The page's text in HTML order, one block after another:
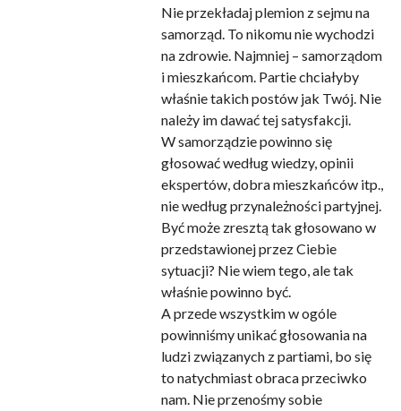
Nie przekładaj plemion z sejmu na
samorząd. To nikomu nie wychodzi
na zdrowie. Najmniej – samorządom
i mieszkańcom. Partie chciałyby
właśnie takich postów jak Twój. Nie
należy im dawać tej satysfakcji.
W samorządzie powinno się
głosować według wiedzy, opinii
ekspertów, dobra mieszkańców itp.,
nie według przynależności partyjnej.
Być może zresztą tak głosowano w
przedstawionej przez Ciebie
sytuacji? Nie wiem tego, ale tak
właśnie powinno być.
A przede wszystkim w ogóle
powinniśmy unikać głosowania na
ludzi związanych z partiami, bo się
to natychmiast obraca przeciwko
nam. Nie przenośmy sobie